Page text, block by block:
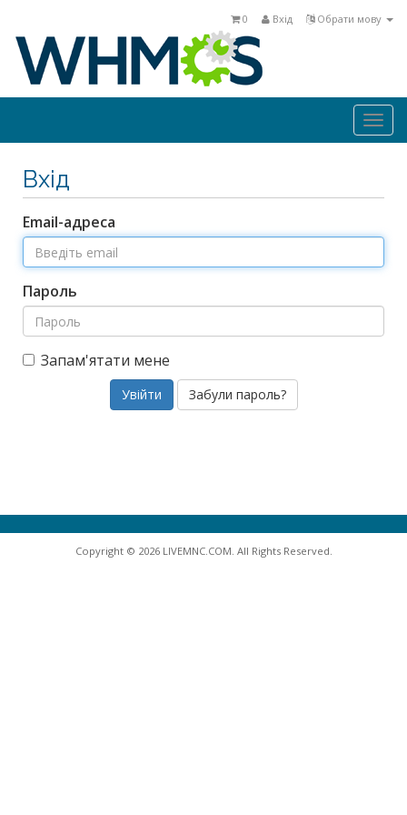
Обрати мову
Вхід
0
Вхід
Email-адреса
Пароль
Запам'ятати мене
Забули пароль?
Copyright © 2026 LIVEMNC.COM. All Rights Reserved.